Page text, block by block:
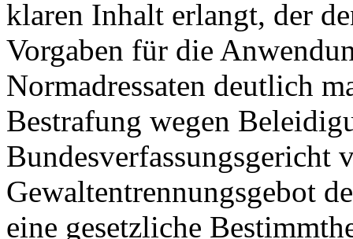
klaren Inhalt erlangt, der
Vorgaben für die
Normadressaten deutlich
Bestrafung wegen
Bundesverfassungsgericht
Gewaltentrennungsgebot
eine gesetzliche